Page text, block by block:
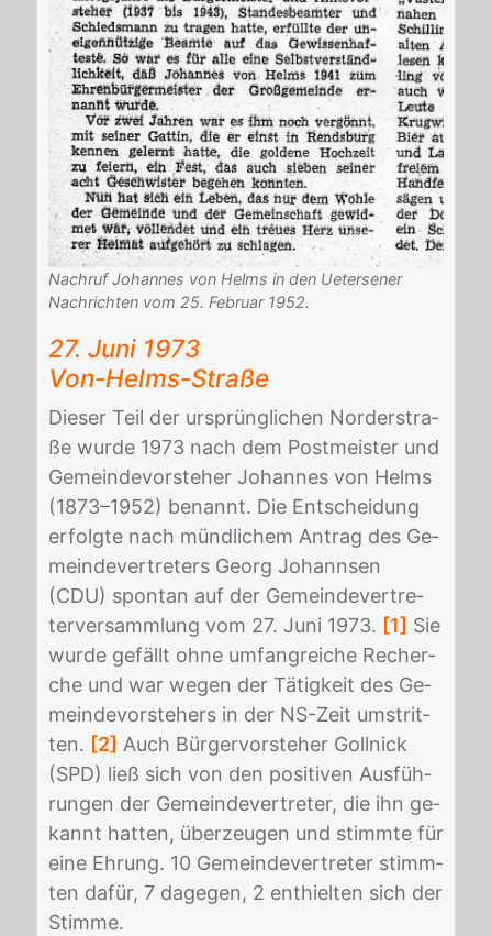
Nachruf Johannes von Helms in den Uetersener
Nachrichten vom 25. Februar 1952.
27. Juni 1973
Von-Helms-Stra­ße
Die­ser Teil der ur­sprüng­li­chen Nor­der­stra­
ße wur­de 1973 nach dem Post­meis­ter und
Ge­mein­de­vor­ste­her Jo­han­nes von Helms
(1873–1952) be­nannt. Die Ent­schei­dung
er­folg­te nach münd­li­chem An­trag des Ge­
mein­de­ver­tre­ters Ge­org Jo­hann­sen
(CDU) spon­tan auf der Ge­mein­de­ver­tre­
ter­ver­samm­lung vom 27. Juni 1973. [1] Sie
wur­de ge­fällt ohne um­fang­rei­che Re­cher­
che und war we­gen der Tä­tig­keit des Ge­
mein­de­vor­ste­hers in der NS-Zeit um­strit­
ten. [2] Auch Bür­ger­vor­ste­her Goll­nick
(SPD) ließ sich von den po­si­ti­ven Aus­füh­
run­gen der Ge­mein­de­ver­tre­ter, die ihn ge­
kannt hat­ten, über­zeu­gen und stimm­te für
eine Eh­rung. 10 Ge­mein­de­ver­tre­ter stimm­
ten da­für, 7 da­ge­gen, 2 ent­hiel­ten sich der
Stim­me.